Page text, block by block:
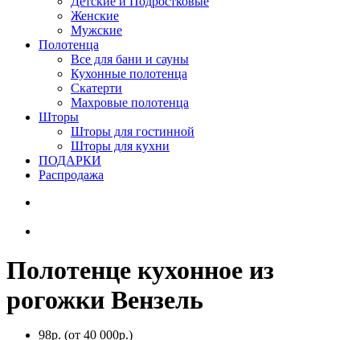
Женские
Мужские
Полотенца
Все для бани и сауны
Кухонные полотенца
Скатерти
Махровые полотенца
Шторы
Шторы для гостинной
Шторы для кухни
ПОДАРКИ
Распродажа
Полотенце кухонное из
рогожки Вензель
98р. (от 40 000р.)